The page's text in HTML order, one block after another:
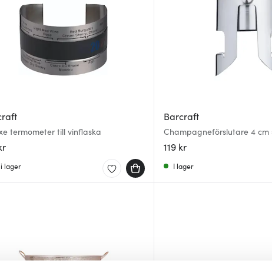
termometer till vinflaska
i lager
Barcraft
Champagneförslutare 4 cm
119 kr
I lager